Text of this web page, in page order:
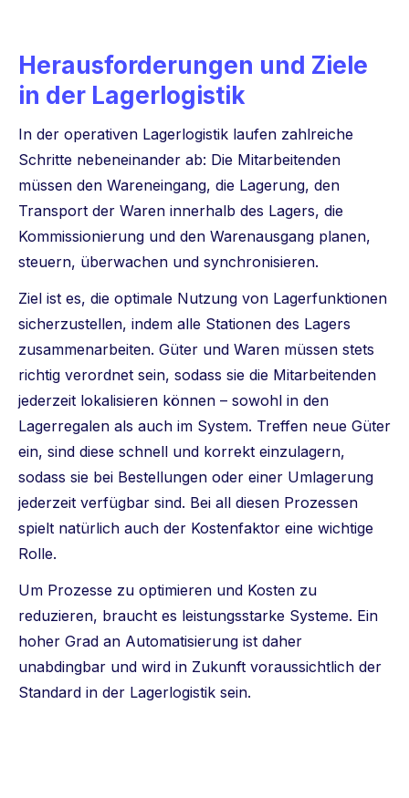
Herausforderungen und Ziele
in der Lagerlogistik
In der operativen Lagerlogistik laufen zahlreiche
Schritte nebeneinander ab: Die Mitarbeitenden
müssen den Wareneingang, die Lagerung, den
Transport der Waren innerhalb des Lagers, die
Kommissionierung und den Warenausgang planen,
steuern, überwachen und synchronisieren.
Ziel ist es, die optimale Nutzung von Lagerfunktionen
sicherzustellen, indem alle Stationen des Lagers
zusammenarbeiten. Güter und Waren müssen stets
richtig verordnet sein, sodass sie die Mitarbeitenden
jederzeit lokalisieren können – sowohl in den
Lagerregalen als auch im System. Treffen neue Güter
ein, sind diese schnell und korrekt einzulagern,
sodass sie bei Bestellungen oder einer Umlagerung
jederzeit verfügbar sind. Bei all diesen Prozessen
spielt natürlich auch der Kostenfaktor eine wichtige
Rolle.
Um Prozesse zu optimieren und Kosten zu
reduzieren, braucht es leistungsstarke Systeme. Ein
hoher Grad an Automatisierung ist daher
unabdingbar und wird in Zukunft voraussichtlich der
Standard in der Lagerlogistik sein.